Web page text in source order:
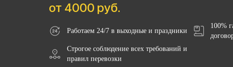
от 4000 руб.
Работаем 24/7 в выходные и праздники
100%
Строгое соблюдение всех требований и
правил перевозки